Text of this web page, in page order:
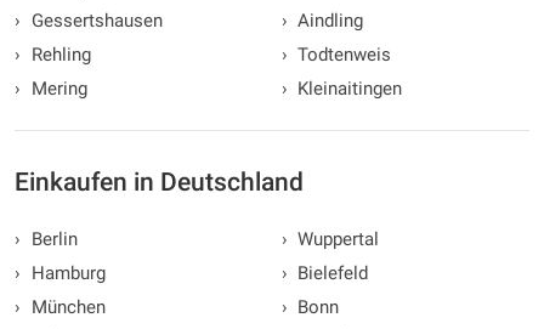
›
Gessertshausen
›
Rehling
›
Mering
› Aindling
› Todtenweis
› Kleinaitingen
Einkaufen in Deutschland
›
Berlin
›
Hamburg
›
München
› Wuppertal
› Bielefeld
› Bonn